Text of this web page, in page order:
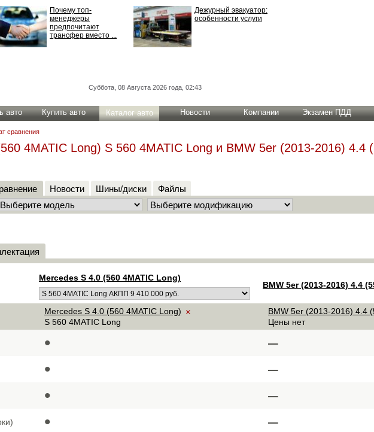
Почему топ-
менеджеры
предпочитают
трансфер вместо ...
Дежурный эвакуатор:
особенности услуги
Суббота, 08 Августа 2026 года, 02:43
авто Купить авто Каталог авто Новости Компании Экзамен ПДД
сравнения
4MATIC Long) S 560 4MATIC Long и BMW 5er (2013-2016) 4.4
Новости Шины/диски Файлы
Mercedes S 4.0 (560 4MATIC Long)
BMW 5er (2013-2016) 4.4
Mercedes S 4.0 (560 4MATIC Long) ×
S 560 4MATIC Long
BMW 5er (2013-2016) 4.4
Цены нет
• –
• –
• –
• –